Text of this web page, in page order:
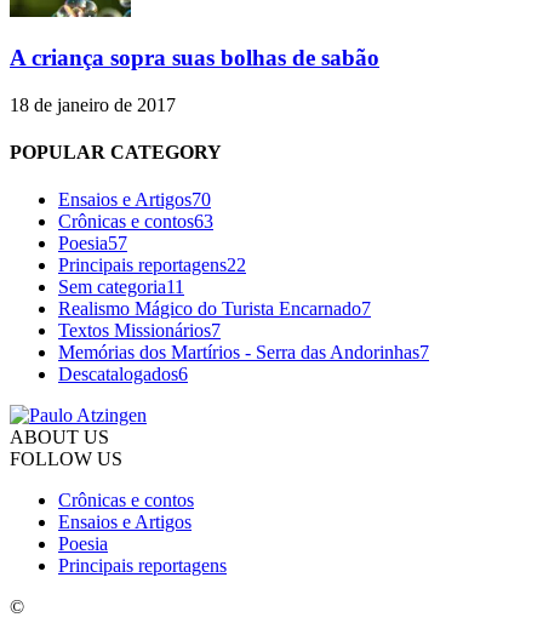
A criança sopra suas bolhas de sabão
18 de janeiro de 2017
POPULAR CATEGORY
Ensaios e Artigos70
Crônicas e contos63
Poesia57
Principais reportagens22
Sem categoria11
Realismo Mágico do Turista Encarnado7
Textos Missionários7
Memórias dos Martí­rios - Serra das Andorinhas7
Descatalogados6
ABOUT US
FOLLOW US
Crônicas e contos
Ensaios e Artigos
Poesia
Principais reportagens
©